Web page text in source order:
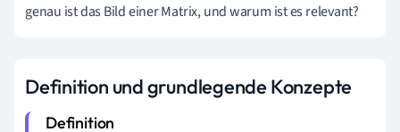
genau ist das Bild einer Matrix, und warum ist es relevant?
Definition und grundlegende Konzepte